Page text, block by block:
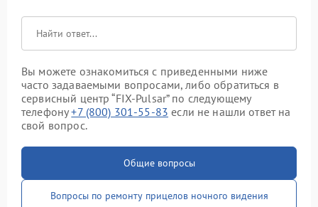
Вы можете ознакомиться с приведенными ниже
часто задаваемыми вопросами, либо обратиться в
сервисный центр “FIX-Pulsar” по следующему
телефону+7 (800) 301-55-83 если не нашли ответ на
свой вопрос.
Общие вопросы
Вопросы по ремонту прицелов ночного видения